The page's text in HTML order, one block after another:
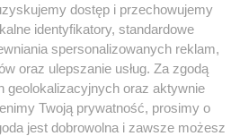
800
ogromne
dostęp i przechowujemy
identyfikatory, standardowe
spersonalizowanych reklam,
oraz ulepszanie usług. Za zgodą
geolokalizacyjnych oraz aktywnie
Twoją prywatność, prosimy o
jest dobrowolna i zawsze możesz